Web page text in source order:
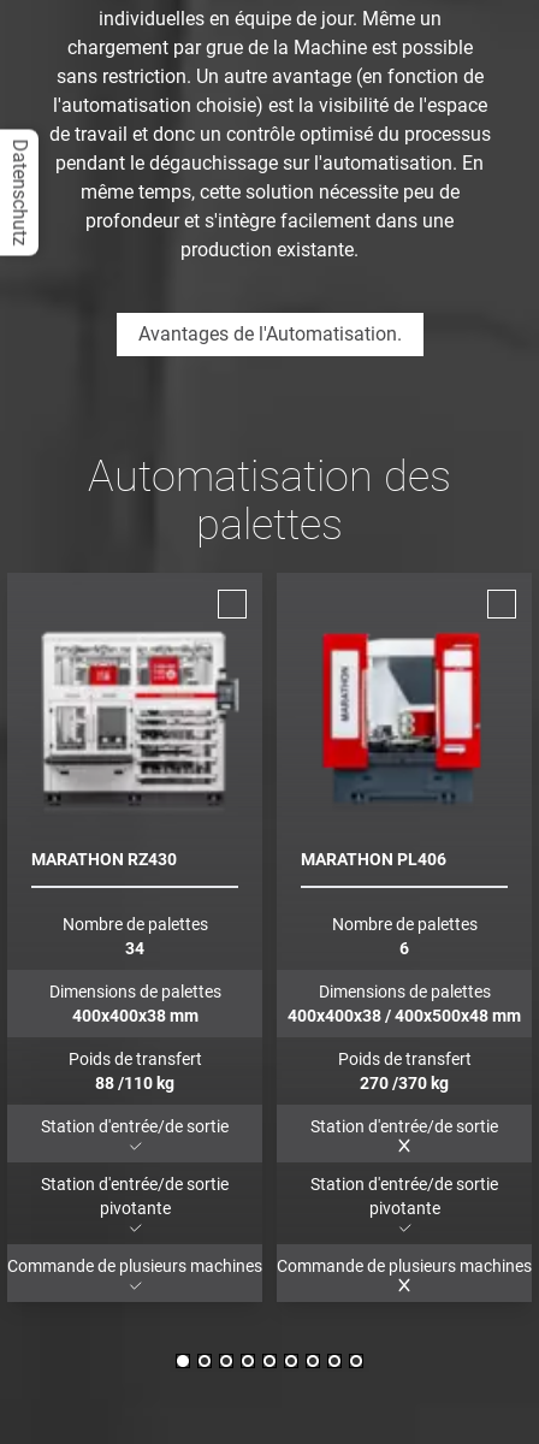
individuelles en équipe de jour. Même un
chargement par grue de la Machine est possible
sans restriction. Un autre avantage (en fonction de
l'automatisation choisie) est la visibilité de l'espace
de travail et donc un contrôle optimisé du processus
pendant le dégauchissage sur l'automatisation. En
même temps, cette solution nécessite peu de
profondeur et s'intègre facilement dans une
production existante.
Avantages de l'Automatisation.
Automatisation des
palettes
MARATHON RZ430
Nombre de palettes
34
Dimensions de palettes
400x400x38 mm
Poids de transfert
88/110 kg
Station d'entrée/de sortie
Station d'entrée/de sortie
pivotante
Commande de plusieurs machines
MARATHON PL406
Nombre de palettes
6
Dimensions de palettes
400x400x38 / 400x500x48mm
Poids de transfert
270/370 kg
Station d'entrée/de sortie
Station d'entrée/de sortie
pivotante
Commande de plusieurs machines
Datenschutz